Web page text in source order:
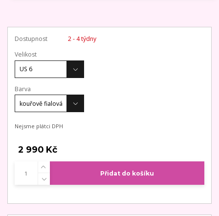
Dostupnost
2 - 4 týdny
Velikost
Barva
Nejsme plátci DPH
2 990 Kč
Přidat do košíku